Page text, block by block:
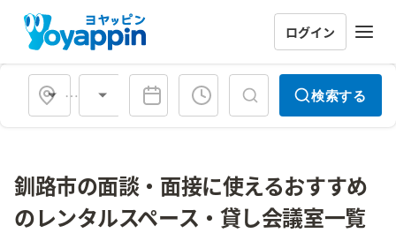
ログイン
会場タイプ 検索する
釧路市の面談・面接に使えるおすすめ
のレンタルスペース・貸し会議室一覧